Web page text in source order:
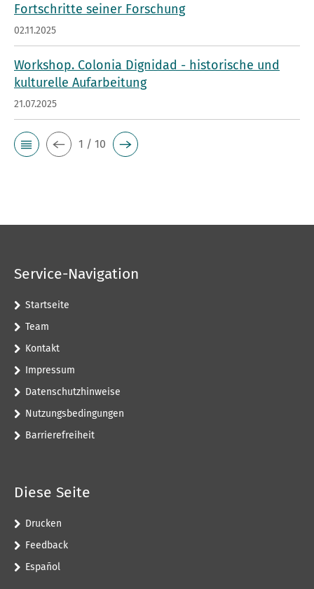
Fortschritte seiner Forschung
02.11.2025
Workshop. Colonia Dignidad - historische und
kulturelle Aufarbeitung
21.07.2025
1 / 10
Service-Navigation
Startseite
Team
Kontakt
Impressum
Datenschutzhinweise
Nutzungsbedingungen
Barrierefreiheit
Diese Seite
Drucken
Feedback
Español